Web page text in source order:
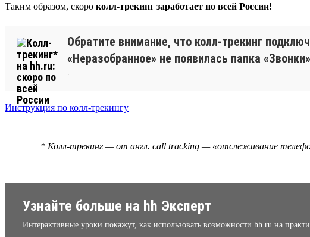
Таким образом, скоро колл-трекинг заработает по всей России!
Обратите внимание, что колл-трекинг
«Неразобранное» не появилась папка
.
Инструкция по колл-трекингу
* Колл-трекинг — от англ. call tracking — «отслеживание
Узнайте больше на hh Эксперт
Интерактивные уроки покажут, как использовать возможности hh.ru на